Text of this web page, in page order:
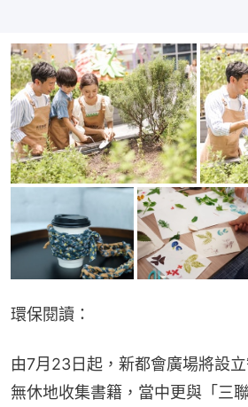
環保閱讀：
由7月23日起，新都會廣場將設
無休地收集書籍，當中更與「三